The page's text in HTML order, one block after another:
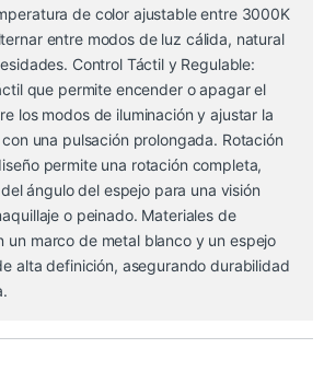
de color ajustable entre 3000K
entre modos de luz cálida, natural
Control Táctil y Regulable:
que permite encender o apagar el
los modos de iluminación y ajustar la
una pulsación prolongada. Rotación
permite una rotación completa,
ángulo del espejo para una visión
o peinado. Materiales de
un marco de metal blanco y un espejo
alta definición, asegurando durabilidad